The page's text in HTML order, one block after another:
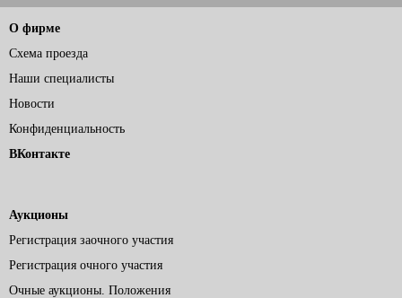
О фирме
Схема проезда
Наши специалисты
Новости
Конфиденциальность
ВКонтакте
Аукционы
Регистрация заочного участия
Регистрация очного участия
Очные аукционы. Положения